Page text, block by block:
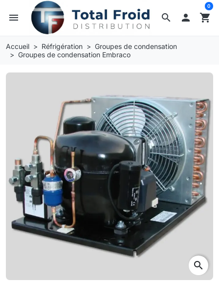
search
menu  shopping_cart
0
Accueil Réfrigération
Groupes de condensation
Groupes de condensation Embraco
search